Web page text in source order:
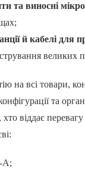
та виносні
й кабелі для
великих
на всі товари,
та
хто віддає
А;